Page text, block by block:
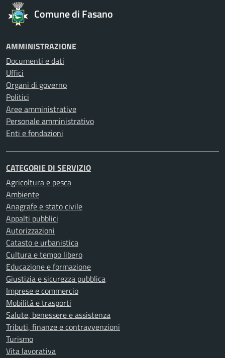
Comune di Fasano
AMMINISTRAZIONE
Documenti e dati
Uffici
Organi di governo
Politici
Aree amministrative
Personale amministrativo
Enti e fondazioni
CATEGORIE DI SERVIZIO
Agricoltura e pesca
Ambiente
Anagrafe e stato civile
Appalti pubblici
Autorizzazioni
Catasto e urbanistica
Cultura e tempo libero
Educazione e formazione
Giustizia e sicurezza pubblica
Imprese e commercio
Mobilità e trasporti
Salute, benessere e assistenza
Tributi, finanze e contravvenzioni
Turismo
Vita lavorativa